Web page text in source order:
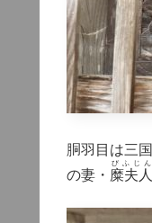
胴羽目は三
の妻・ 糜夫人
びふじん